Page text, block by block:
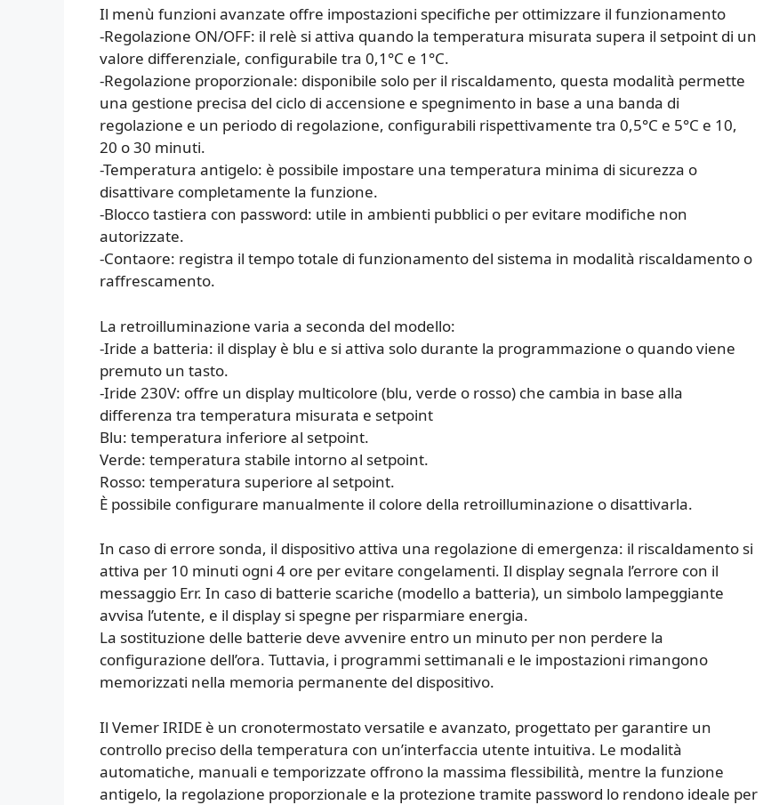
Il menù funzioni avanzate offre impostazioni specifiche per ottimizzare il funzionamento
-Regolazione ON/OFF: il relè si attiva quando la temperatura misurata supera il setpoint di un
valore differenziale, configurabile tra 0,1°C e 1°C.
-Regolazione proporzionale: disponibile solo per il riscaldamento, questa modalità permette
una gestione precisa del ciclo di accensione e spegnimento in base a una banda di
regolazione e un periodo di regolazione, configurabili rispettivamente tra 0,5°C e 5°C e 10,
20 o 30 minuti.
-Temperatura antigelo: è possibile impostare una temperatura minima di sicurezza o
disattivare completamente la funzione.
-Blocco tastiera con password: utile in ambienti pubblici o per evitare modifiche non
autorizzate.
-Contaore: registra il tempo totale di funzionamento del sistema in modalità riscaldamento o
raffrescamento.
La retroilluminazione varia a seconda del modello:
-Iride a batteria: il display è blu e si attiva solo durante la programmazione o quando viene
premuto un tasto.
-Iride 230V: offre un display multicolore (blu, verde o rosso) che cambia in base alla
differenza tra temperatura misurata e setpoint
Blu: temperatura inferiore al setpoint.
Verde: temperatura stabile intorno al setpoint.
Rosso: temperatura superiore al setpoint.
È possibile configurare manualmente il colore della retroilluminazione o disattivarla.
In caso di errore sonda, il dispositivo attiva una regolazione di emergenza: il riscaldamento si
attiva per 10 minuti ogni 4 ore per evitare congelamenti. Il display segnala l’errore con il
messaggio Err. In caso di batterie scariche (modello a batteria), un simbolo lampeggiante
avvisa l’utente, e il display si spegne per risparmiare energia.
La sostituzione delle batterie deve avvenire entro un minuto per non perdere la
configurazione dell’ora. Tuttavia, i programmi settimanali e le impostazioni rimangono
memorizzati nella memoria permanente del dispositivo.
Il Vemer IRIDE è un cronotermostato versatile e avanzato, progettato per garantire un
controllo preciso della temperatura con un’interfaccia utente intuitiva. Le modalità
automatiche, manuali e temporizzate offrono la massima flessibilità, mentre la funzione
antigelo, la regolazione proporzionale e la protezione tramite password lo rendono ideale per